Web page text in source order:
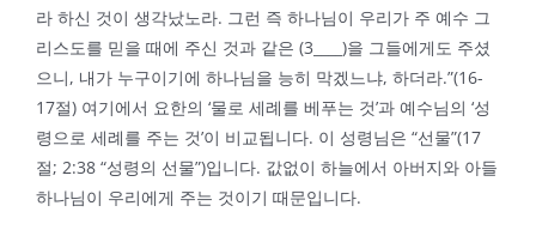
라 하신 것이 생각났노라. 그런 즉 하나님이 우리가 주 예수 그
리스도를 믿을 때에 주신 것과 같은 (3____)을 그들에게도 주셨
으니, 내가 누구이기에 하나님을 능히 막겠느냐, 하더라.”(16-
17절) 여기에서 요한의 ‘물로 세례를 베푸는 것’과 예수님의 ‘성
령으로 세례를 주는 것’이 비교됩니다. 이 성령님은 “선물”(17
절; 2:38 “성령의 선물”)입니다. 값없이 하늘에서 아버지와 아들
하나님이 우리에게 주는 것이기 때문입니다.